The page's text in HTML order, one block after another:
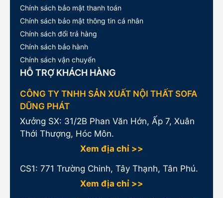
Chính sách bảo mật thanh toán
Chính sách bảo mật thông tin cá nhân
Chính sách đổi trả hàng
Chính sách bảo hành
Chính sách vận chuyển
HỖ TRỢ KHÁCH HÀNG
CÔNG TY TNHH SẢN XUẤT NỘI THẤT SOFA
DŨNG PHÁT
Xưởng SX: 31/2B Phan Văn Hớn, Ấp 7, Xuân
Thới Thượng, Hóc Môn.
Xem địa chỉ >>
CS1: 771 Trường Chinh, Tây Thạnh, Tân Phú.
Xem địa chỉ >>